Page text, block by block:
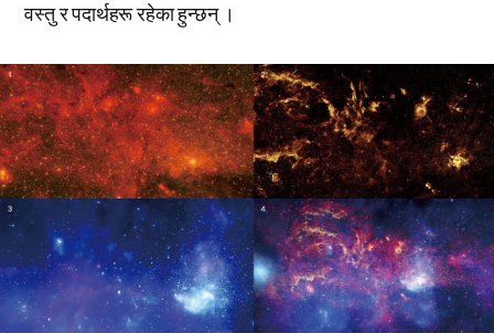
वस्तु र पदार्थहरू रहेका हुन्छन् ।